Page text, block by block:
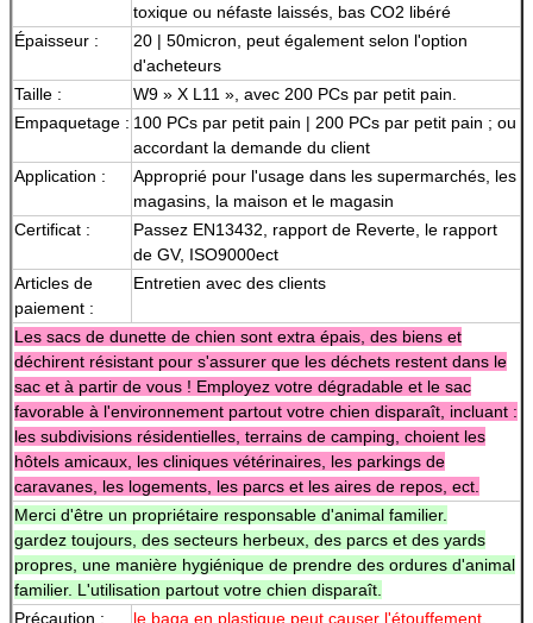
toxique ou néfaste laissés, bas CO2 libéré
Épaisseur :
20 | 50micron, peut également selon l'option
d'acheteurs
Taille :
W9 » X L11 », avec 200 PCs par petit pain.
Empaquetage : 100 PCs par petit pain | 200 PCs par petit pain ; ou
accordant la demande du client
Application :
Approprié pour l'usage dans les supermarchés, les
magasins, la maison et le magasin
Certificat :
Passez EN13432, rapport de Reverte, le rapport
de GV, ISO9000ect
Articles de
paiement :
Entretien avec des clients
Les sacs de dunette de chien sont extra épais, des biens et
déchirent résistant pour s'assurer que les déchets restent dans le
sac et à partir de vous ! Employez votre dégradable et le sac
favorable à l'environnement partout votre chien disparaît, incluant :
les subdivisions résidentielles, terrains de camping, choient les
hôtels amicaux, les cliniques vétérinaires, les parkings de
caravanes, les logements, les parcs et les aires de repos, ect.
Merci d'être un propriétaire responsable d'animal familier.
gardez toujours, des secteurs herbeux, des parcs et des yards
propres, une manière hygiénique de prendre des ordures d'animal
familier. L'utilisation partout votre chien disparaît.
Précaution :
le baga en plastique peut causer l'étouffement,